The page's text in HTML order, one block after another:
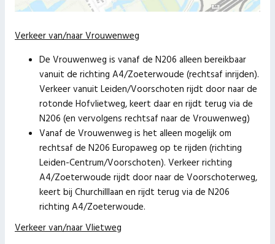
Verkeer van/naar Vrouwenweg
De Vrouwenweg is vanaf de N206 alleen bereikbaar
vanuit de richting A4/Zoeterwoude (rechtsaf inrijden).
Verkeer vanuit Leiden/Voorschoten rijdt door naar de
rotonde Hofvlietweg, keert daar en rijdt terug via de
N206 (en vervolgens rechtsaf naar de Vrouwenweg)
Vanaf de Vrouwenweg is het alleen mogelijk om
rechtsaf de N206 Europaweg op te rijden (richting
Leiden-Centrum/Voorschoten). Verkeer richting
A4/Zoeterwoude rijdt door naar de Voorschoterweg,
keert bij Churchilllaan en rijdt terug via de N206
richting A4/Zoeterwoude.
Verkeer van/naar Vlietweg